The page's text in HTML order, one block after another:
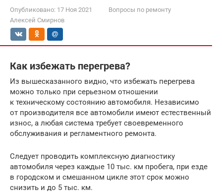
Опубликовано: 17 Ноя 2021
Вопросы по ремонту
Алексей Смирнов
Как избежать перегрева?
Из вышесказанного видно, что избежать перегрева
можно только при серьезном отношении
к техническому состоянию автомобиля. Независимо
от производителя все автомобили имеют естественный
износ, а любая система требует своевременного
обслуживания и регламентного ремонта.
Следует проводить комплексную диагностику
автомобиля через каждые 10 тыс. км пробега, при езде
в городском и смешанном цикле этот срок можно
снизить и до 5 тыс. км.